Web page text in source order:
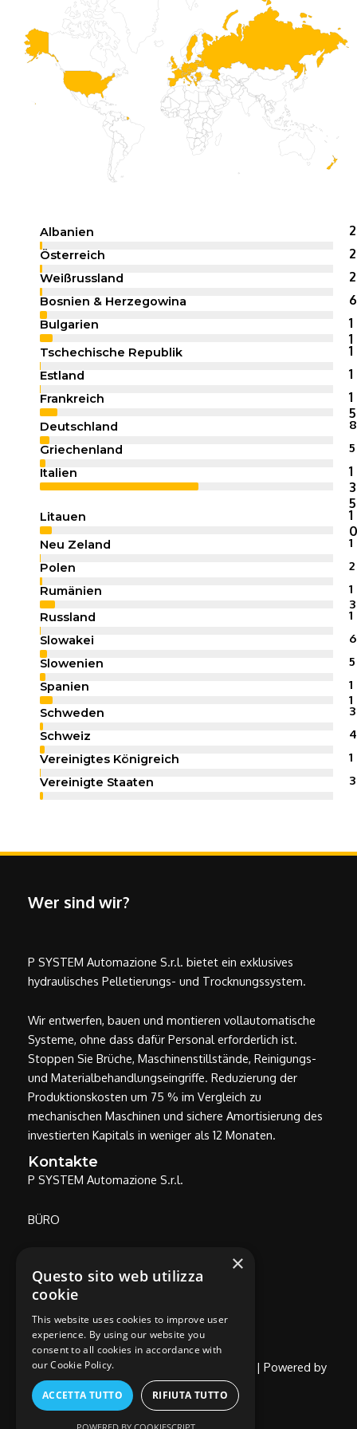
Albanien 2
Österreich 2
Weißrussland 2
Bosnien & Herzegowina 6
Bulgarien
1
1
Tschechische Republik 1
Estland 1
Frankreich
1
5
Deutschland 8
Griechenland 5
Italien
1
3
5
Litauen
1
0
Neu Zeland 1
Polen 2
Rumänien
1
3
Russland 1
Slowakei 6
Slowenien 5
Spanien
1
1
Schweden 3
Schweiz 4
Vereinigtes Königreich 1
Vereinigte Staaten 3
Wer sind wir?
P SYSTEM Automazione S.r.l. bietet ein exklusives
hydraulisches Pelletierungs- und Trocknungssystem.
Wir entwerfen, bauen und montieren vollautomatische
Systeme, ohne dass dafür Personal erforderlich ist.
Stoppen Sie Brüche, Maschinenstillstände, Reinigungs-
und Materialbehandlungseingriffe. Reduzierung der
Produktionskosten um 75 % im Vergleich zu
mechanischen Maschinen und sichere Amortisierung des
investierten Kapitals in weniger als 12 Monaten.
Kontakte
P SYSTEM Automazione S.r.l.
BÜRO
(Industriegebiet, in der Nähe des
Landwirtschaftskonsortiums)
Datenschutzbestimmungen
Copyright © 2026 P System Automazione | Powered by
×
Questo sito web utilizza
cookie
This website uses cookies to improve user
experience. By using our website you
consent to all cookies in accordance with
our Cookie Policy.
ACCETTA TUTTO RIFIUTA TUTTO